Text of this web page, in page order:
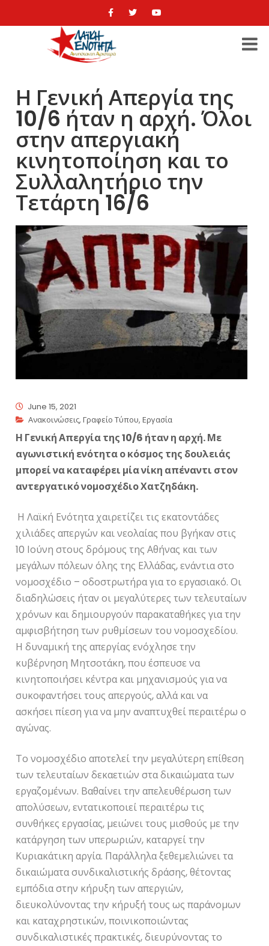
Η Γενική Απεργία της
10/6 ήταν η αρχή. Όλοι
στην απεργιακή
κινητοποίηση και το
Συλλαλητήριο την
Τετάρτη 16/6
June 15, 2021
Ανακοινώσεις,Γραφείο Τύπου,Εργασία
Η Γενική Απεργία της 10/6 ήταν η αρχή. Με
αγωνιστική ενότητα ο κόσμος της δουλειάς
μπορεί να καταφέρει μία νίκη απέναντι στον
αντεργατικό νομοσχέδιο Χατζηδάκη.
Η Λαϊκή Ενότητα χαιρετίζει τις εκατοντάδες
χιλιάδες απεργών και νεολαίας που βγήκαν στις
10 Ιούνη στους δρόμους της Αθήνας και των
μεγάλων πόλεων όλης της Ελλάδας, ενάντια στο
νομοσχέδιο – οδοστρωτήρα για το εργασιακό. Οι
διαδηλώσεις ήταν οι μεγαλύτερες των τελευταίων
χρόνων και δημιουργούν παρακαταθήκες για την
αμφισβήτηση των ρυθμίσεων του νομοσχεδίου.
Η δυναμική της απεργίας ενόχλησε την
κυβέρνηση Μητσοτάκη, που έσπευσε να
κινητοποιήσει κέντρα και μηχανισμούς για να
συκοφαντήσει τους απεργούς, αλλά και να
ασκήσει πίεση για να μην αναπτυχθεί περαιτέρω ο
αγώνας.
Το νομοσχέδιο αποτελεί την μεγαλύτερη επίθεση
των τελευταίων δεκαετιών στα δικαιώματα των
εργαζομένων. Βαθαίνει την απελευθέρωση των
απολύσεων, εντατικοποιεί περαιτέρω τις
συνθήκες εργασίας, μειώνει τους μισθούς με την
κατάργηση των υπερωριών, καταργεί την
Κυριακάτικη αργία. Παράλληλα ξεθεμελιώνει τα
δικαιώματα συνδικαλιστικής δράσης, θέτοντας
εμπόδια στην κήρυξη των απεργιών,
διευκολύνοντας την κήρυξή τους ως παράνομων
και καταχρηστικών, ποινικοποιώντας
συνδικαλιστικές πρακτικές, διευρύνοντας το